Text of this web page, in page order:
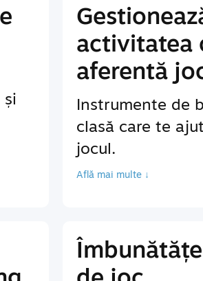
activitatea
aferentă
Instrumente de
clasă care te
jocul.
Află mai multe ↓